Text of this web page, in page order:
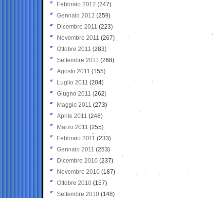
Febbraio 2012 (247)
Gennaio 2012 (259)
Dicembre 2011 (223)
Novembre 2011 (267)
Ottobre 2011 (283)
Settembre 2011 (268)
Agosto 2011 (155)
Luglio 2011 (204)
Giugno 2011 (262)
Maggio 2011 (273)
Aprile 2011 (248)
Marzo 2011 (255)
Febbraio 2011 (233)
Gennaio 2011 (253)
Dicembre 2010 (237)
Novembre 2010 (187)
Ottobre 2010 (157)
Settembre 2010 (148)